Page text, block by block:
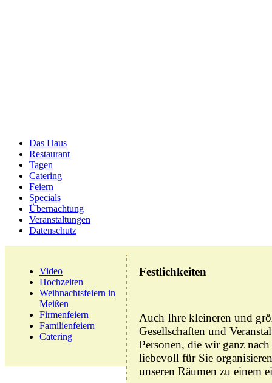
Das Haus
Restaurant
Tagen
Catering
Feiern
Specials
Übernachtung
Veranstaltungen
Datenschutz
Video
Hochzeiten
Weihnachtsfeiern in
Meißen
Firmenfeiern
Familienfeiern
Catering
Festlichkeiten
Auch Ihre kleineren und
Gesellschaften und
Personen, die wir ganz
liebevoll für Sie
unseren Räumen zu einem